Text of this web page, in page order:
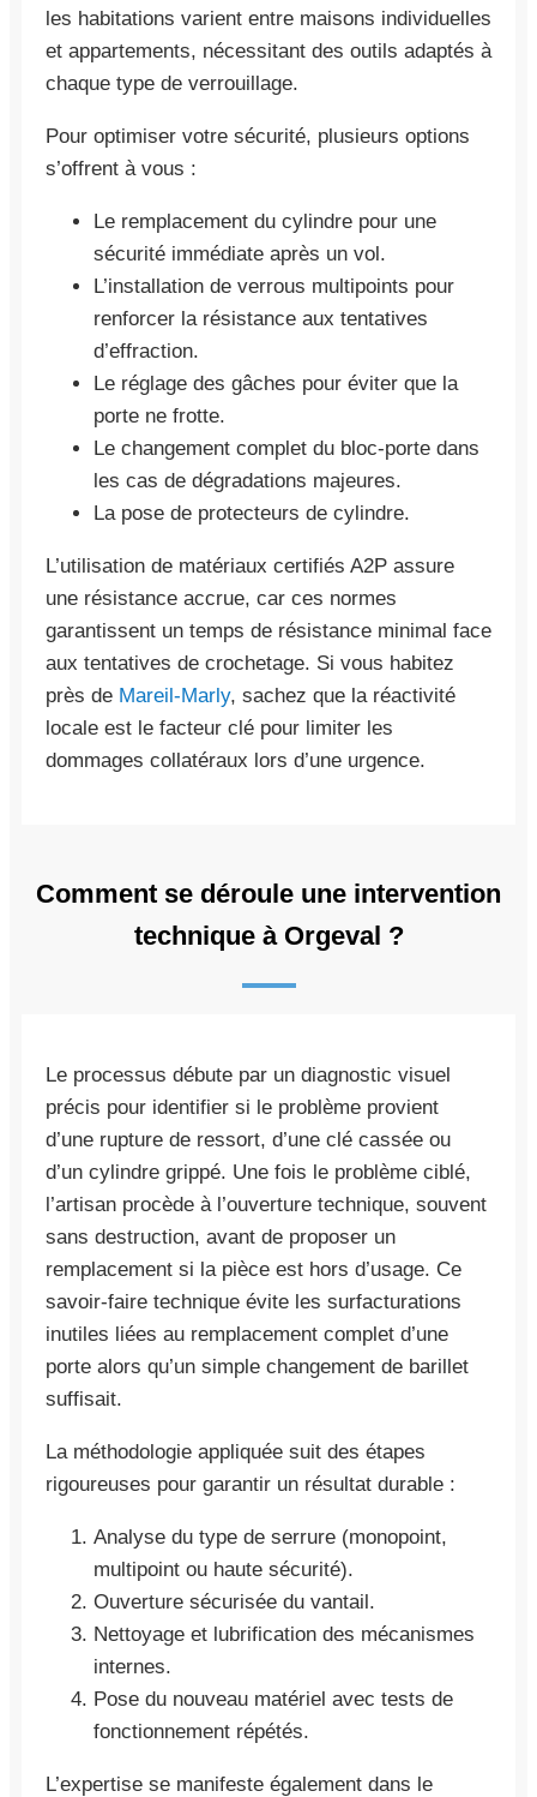
les habitations varient entre maisons individuelles
et appartements, nécessitant des outils adaptés à
chaque type de verrouillage.
Pour optimiser votre sécurité, plusieurs options
s’offrent à vous :
Le remplacement du cylindre pour une
sécurité immédiate après un vol.
L’installation de verrous multipoints pour
renforcer la résistance aux tentatives
d’effraction.
Le réglage des gâches pour éviter que la
porte ne frotte.
Le changement complet du bloc-porte dans
les cas de dégradations majeures.
La pose de protecteurs de cylindre.
L’utilisation de matériaux certifiés A2P assure
une résistance accrue, car ces normes
garantissent un temps de résistance minimal face
aux tentatives de crochetage. Si vous habitez
près de Mareil-Marly, sachez que la réactivité
locale est le facteur clé pour limiter les
dommages collatéraux lors d’une urgence.
Comment se déroule une intervention
technique à Orgeval ?
Le processus débute par un diagnostic visuel
précis pour identifier si le problème provient
d’une rupture de ressort, d’une clé cassée ou
d’un cylindre grippé. Une fois le problème ciblé,
l’artisan procède à l’ouverture technique, souvent
sans destruction, avant de proposer un
remplacement si la pièce est hors d’usage. Ce
savoir-faire technique évite les surfacturations
inutiles liées au remplacement complet d’une
porte alors qu’un simple changement de barillet
suffisait.
La méthodologie appliquée suit des étapes
rigoureuses pour garantir un résultat durable :
Analyse du type de serrure (monopoint,
multipoint ou haute sécurité).
Ouverture sécurisée du vantail.
Nettoyage et lubrification des mécanismes
internes.
Pose du nouveau matériel avec tests de
fonctionnement répétés.
L’expertise se manifeste également dans le